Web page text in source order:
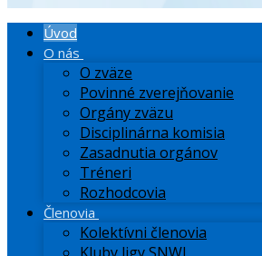
Úvod
O nás
O zväze
Povinné zverejňovanie
Orgány zväzu
Disciplinárna komisia
Zasadnutia orgánov
Tréneri
Rozhodcovia
Členovia
Kolektívni členovia